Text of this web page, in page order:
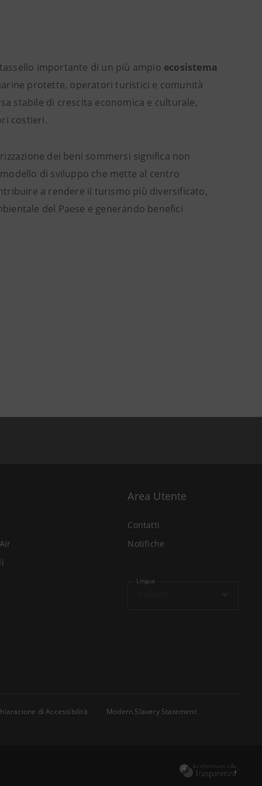
importante di un più ampio ecosistema
protette, operatori turistici e comunità
stabile di crescita economica e culturale,
costieri.
dei beni sommersi significa non
di sviluppo che mette al centro
a rendere il turismo più diversificato,
del Paese e generando benefici
Area Utente
Contatti
Notifiche
Lingua
di Accessibilità
Modern Slavery Statement